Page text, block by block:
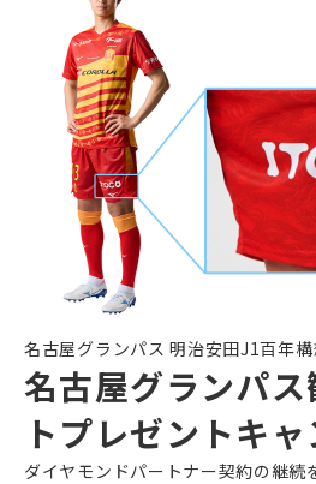
名古屋グランパス 明治安田J1百年
名古屋グランパ
トプレゼントキ
ダイヤモンドパートナー契約の継続